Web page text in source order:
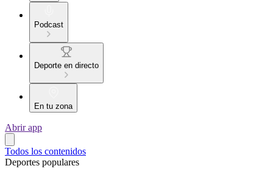
Podcast
Deporte en directo
En tu zona
Abrir app
Todos los contenidos
Deportes populares